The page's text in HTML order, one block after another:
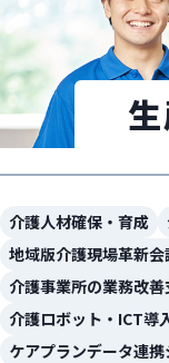
介護人材確保・育成
地域版介護現場革新会
介護事業所の業務改
介護ロボット・ICT導
ケアプランデータ連